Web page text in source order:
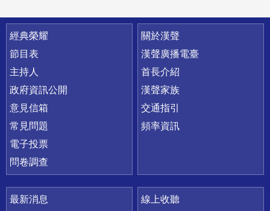
快速連結
經典榮耀
節目表
主持人
政府資訊公開
意見信箱
常見問題
電子投票
問卷調查
關於漢聲
漢聲廣播電臺
首長介紹
漢聲家族
交通指引
頻率資訊
最新消息
線上收聽